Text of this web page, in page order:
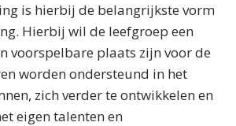
is hierbij de belangrijkste vorm
Hierbij wil de leefgroep een
voorspelbare plaats zijn voor de
worden ondersteund in het
zich verder te ontwikkelen en
eigen talenten en